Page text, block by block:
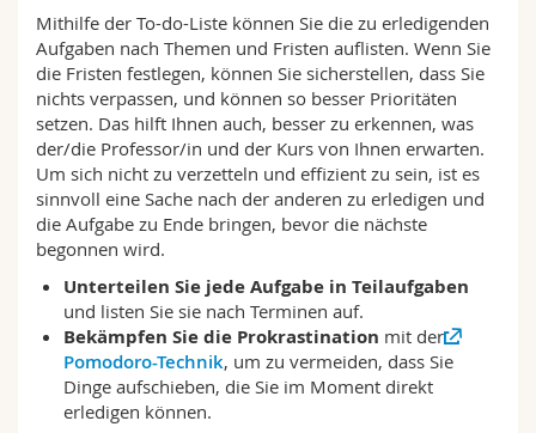
Mithilfe der To-do-Liste können Sie die zu erledigenden
Aufgaben nach Themen und Fristen auflisten. Wenn Sie
die Fristen festlegen, können Sie sicherstellen, dass Sie
nichts verpassen, und können so besser Prioritäten
setzen. Das hilft Ihnen auch, besser zu erkennen, was
der/die Professor/in und der Kurs von Ihnen erwarten.
Um sich nicht zu verzetteln und effizient zu sein, ist es
sinnvoll eine Sache nach der anderen zu erledigen und
die Aufgabe zu Ende bringen, bevor die nächste
begonnen wird.
Unterteilen Sie jede Aufgabe in Teilaufgaben
und listen Sie sie nach Terminen auf.
Bekämpfen Sie die Prokrastination mit der
Pomodoro-Technik, um zu vermeiden, dass Sie
Dinge aufschieben, die Sie im Moment direkt
erledigen können.